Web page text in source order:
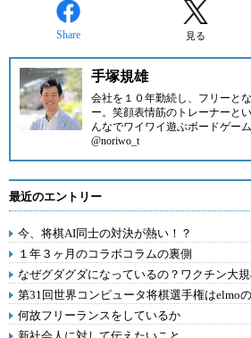
Share 見る
手塚規雄
会社を１０年勤続し、フリーと
ー。笑顔表情筋のトレーナーと
んなでワイワイ遊ぶボードゲー
@noriwo_t
最近のエントリー
今、将棋AI同士の対決が熱い！？
１年３ヶ月のコラボコラムの裏側
なぜグダグダになっているの？ワクチン大
第31回世界コンピュータ将棋選手権はelmo
何故フリーランスをしているか